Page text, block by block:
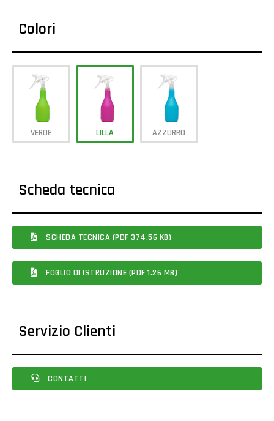
Colori
VERDE LILLA AZZURRO
Scheda tecnica
SCHEDA TECNICA (PDF 374.56 KB)
FOGLIO DI ISTRUZIONE (PDF 1.26 MB)
Servizio Clienti
CONTATTI